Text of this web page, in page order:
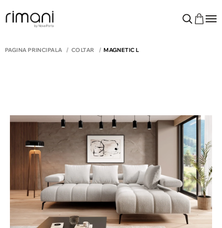
PAGINA PRINCIPALĂ COLTAR MAGNETIC L